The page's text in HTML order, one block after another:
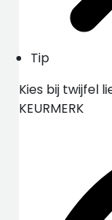
Tip
Kies bij twijfel
KEURMERK